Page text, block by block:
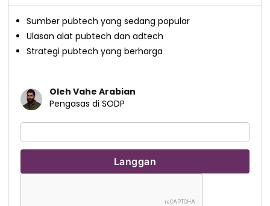
Sumber pubtech yang sedang popular
Ulasan alat pubtech dan adtech
Strategi pubtech yang berharga
Oleh Vahe Arabian
Pengasas di SODP